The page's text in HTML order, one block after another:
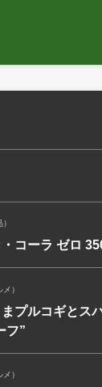
コーラ ゼロ
）
プルコギとス
フ”
）